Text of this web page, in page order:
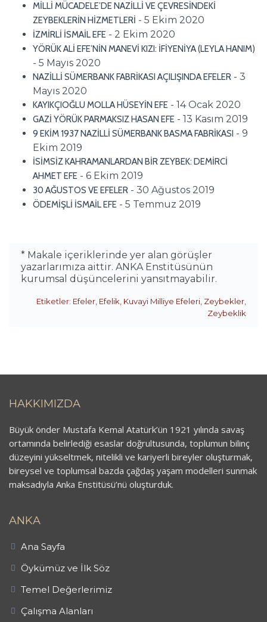
MİLLİ MÜCADELE’DE NAZİLLİ VE ÇEVRESİNDEKİ
ZEYBEKLERİN HİZMETLERİ - 5 Ekim 2020
İZMİRLİ İSMAİL EFE - 2 Ekim 2020
YÖRÜK ALİ EFE’NİN MANEVİ KIZI: İFİYENİYA (LEYLA HANIM)
- 5 Mayıs 2020
NAZİLLİ SÜMERBANK FABRİKASI AÇILIŞINDA EFELER - 3
Mayıs 2020
KAYIKÇIOĞLU MOLLA HÜSEYİN EFE - 14 Ocak 2020
GAZİ YÖRÜK PARMAKSIZ HASAN EFE - 13 Kasım 2019
9 EKİM 1937 NAZİLLİ SÜMERBANK BASMA FABRİKASI - 9
Ekim 2019
İSİMSİZ KAHRAMANLARDAN BİR ZEYBEK: DEMİRCİ
AHMET EFE - 6 Ekim 2019
30 AĞUSTOS VE EFELER - 30 Ağustos 2019
ÖDEMİŞLİ İSMAİL EFE - 5 Temmuz 2019
* Makale içeriklerinde yer alan görüşler
yazarlarımıza aittir. ANKA Enstitüsünün
kurumsal düşüncelerini yansıtmayabilir.
Etiketler: Efeler, Efelik, Kuvayi Milliye Efeleri, Zeybekler,
Zeybeklik
HAKKIMIZDA
Büyük önder Mustafa Kemal Atatürk’ün 1921 yılında savaş
ortamında belirlediği esaslar doğrultusunda, toplumun bilinç
düzeyini yükseltmek, nitelikli ve kariyerli bireyler oluşturmak,
bireysel ve toplumsal bazda çağdaş yaşam modelleri sunmak
maksadıyla Anka Enstitüsü’nü oluşturduk.
ANKA
Ana Sayfa
Öykümüz ve İlk Söz
Temel Değerlerimiz
Çalışma Alanları